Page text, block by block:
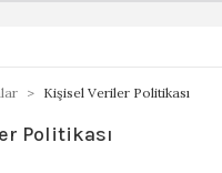
Stoneware
°C
Kişisel Veriler Politikası
Politikası